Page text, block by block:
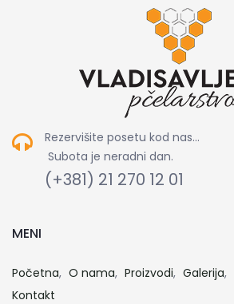
Rezervišite posetu kod nas...
Subota je neradni dan.
(+381) 21 270 12 01
MENI
Početna O nama Proizvodi Galerija
Kontakt